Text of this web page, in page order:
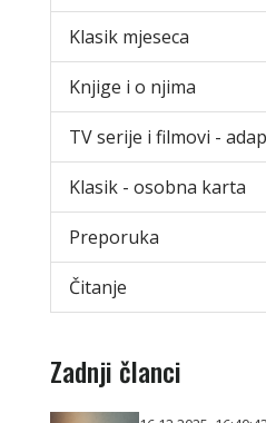
Klasik mjeseca
Knjige i o njima
TV serije i filmovi -
Klasik - osobna karta
Preporuka
Čitanje
Zadnji članci